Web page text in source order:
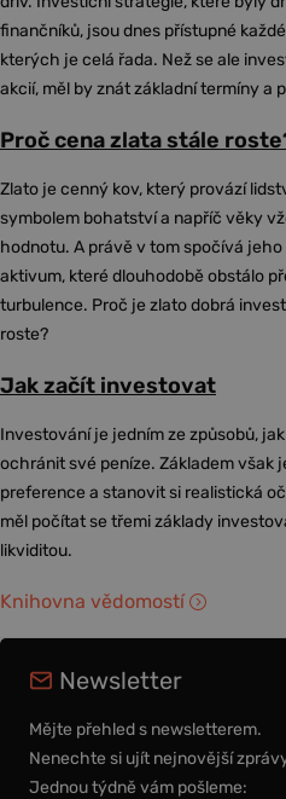
finančníků, jsou dnes přístupné
kterých je celá řada. Než se ale
akcií, měl by znát základní termíny a
Proč cena zlata stále
Zlato je cenný kov, který provází
symbolem bohatství a napříč věky
hodnotu. A právě v tom spočívá
aktivum, které dlouhodobě obstálo
turbulence. Proč je zlato dobrá
roste?
Jak začít investovat
Investování je jedním ze způsobů,
ochránit své peníze. Základem však
preference a stanovit si realistická
měl počítat se třemi základy
likviditou.
Knihovna vědomostí
Newsletter
Mějte přehled s newsletterem.
Nenechte si ujít nejnovější
Jednou týdně vám pošleme: